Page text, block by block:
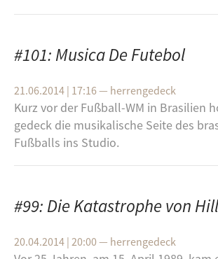
#101: Musica De Futebol
21.06.2014 | 17:16— herrengedeck
Kurz vor der Fuß­ball-​WM in Bra­si­li­en
ge­deck die mu­si­ka­li­sche Seite des
Fuß­balls ins Stu­dio.
#99: Die Katastrophe von
20.04.2014 | 20:00— herrengedeck